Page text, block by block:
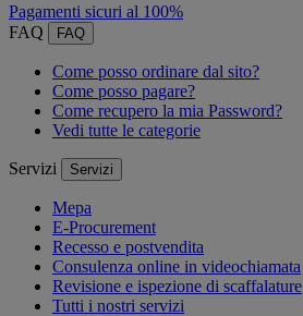
Pagamenti sicuri al 100%
FAQ
FAQ
Come posso ordinare dal sito?
Come posso pagare?
Come recupero la mia Password?
Vedi tutte le categorie
Servizi Servizi
Mepa
E-Procurement
Recesso e postvendita
Consulenza online in videochiamata
Revisione e ispezione di scaffalature
Tutti i nostri servizi